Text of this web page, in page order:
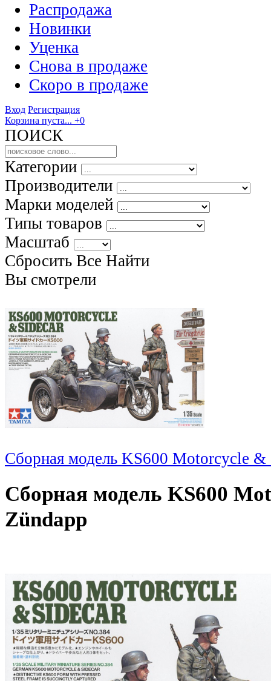
Распродажа
Новинки
Уценка
Снова в продаже
Скоро в продаже
Вход Регистрация
Корзина пуста... +0
ПОИСК
Категории
Производители
Марки моделей
Типы товаров
Масштаб
Сбросить Все Найти
Вы смотрели
Сборная модель KS600 Motorcycle &
Сборная модель KS600
Zündapp